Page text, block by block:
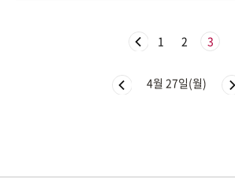
1 2 3
4월 27일(월)